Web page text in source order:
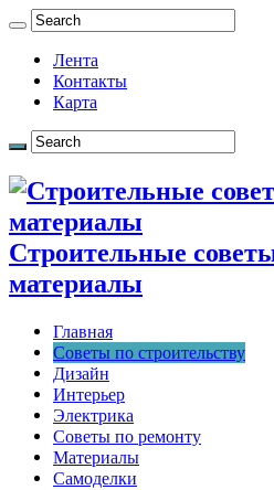
Лента
Контакты
Карта
Строительные
материалы
Главная
Советы по строительству
Дизайн
Интерьер
Электрика
Советы по ремонту
Материалы
Самоделки